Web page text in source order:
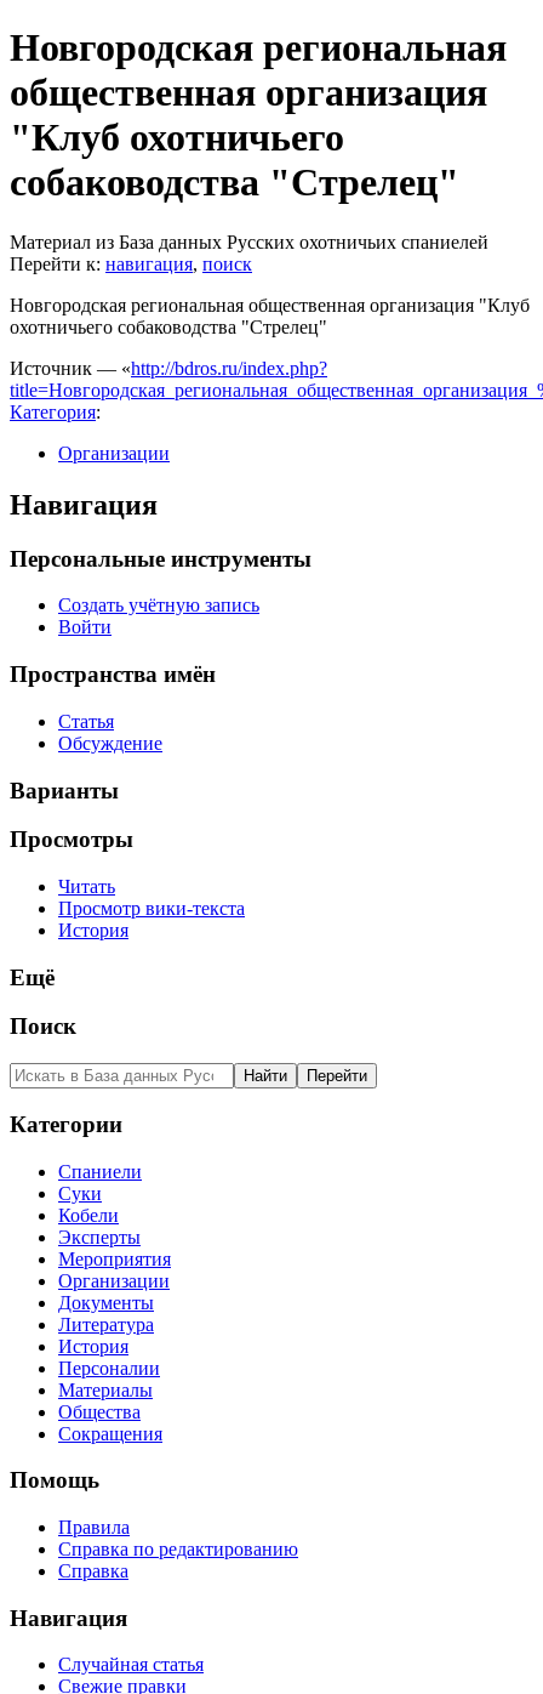
Новгородская региональная
общественная организация
"Клуб охотничьего
собаководства "Стрелец"
Материал из База данных Русских охотничьих спаниелей
Перейти к: навигация, поиск
Новгородская региональная общественная организация "Клуб
охотничьего собаководства "Стрелец"
Источник — «http://bdros.ru/index.php?
Категория:
Организации
Навигация
Персональные инструменты
Создать учётную запись
Войти
Пространства имён
Статья
Обсуждение
Варианты
Просмотры
Читать
Просмотр вики-текста
История
Ещё
Поиск
Категории
Спаниели
Суки
Кобели
Эксперты
Мероприятия
Организации
Документы
Литература
История
Персоналии
Материалы
Общества
Сокращения
Помощь
Правила
Справка по редактированию
Справка
Навигация
Случайная статья
Свежие правки